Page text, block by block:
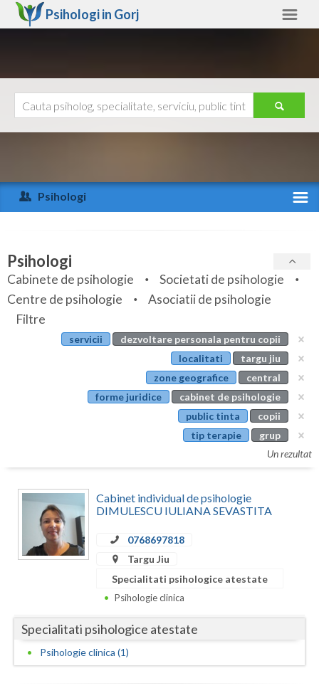
Psihologi in Gorj
Arad
Arges
Bihor
Bistrita-Nasaud
Botosani
Calarasi
Constanta
Dolj
Galati
Ajutor
Psihologi
Specialitati
Servicii
Articole
Evenimente
Psihologi
Cabinete de psihologie
Societati de psihologie
Centre de psihologie
Asociatii de psihologie
Filtre
servicii
dezvoltare personala pentru copii
localitati
targu jiu
zone geografice
central
forme juridice
cabinet de psihologie
public tinta
copii
tip terapie
grup
Un rezultat
Cabinet individual de psihologie
DIMULESCU IULIANA SEVASTITA
0768697818
Targu Jiu
Specialitati psihologice atestate
Psihologie clinica
Specialitati psihologice atestate
Psihologie clinica (1)